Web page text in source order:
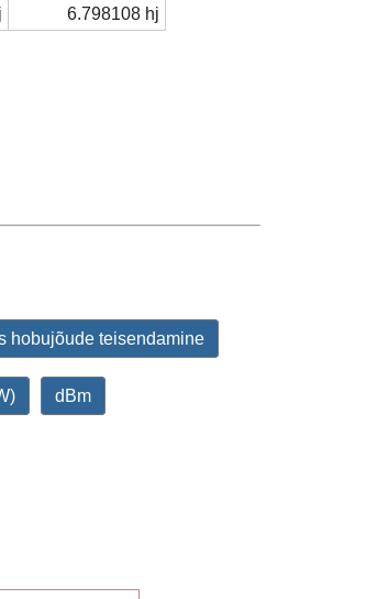
6.798108 hj
hobujõude teisendamine
dBm